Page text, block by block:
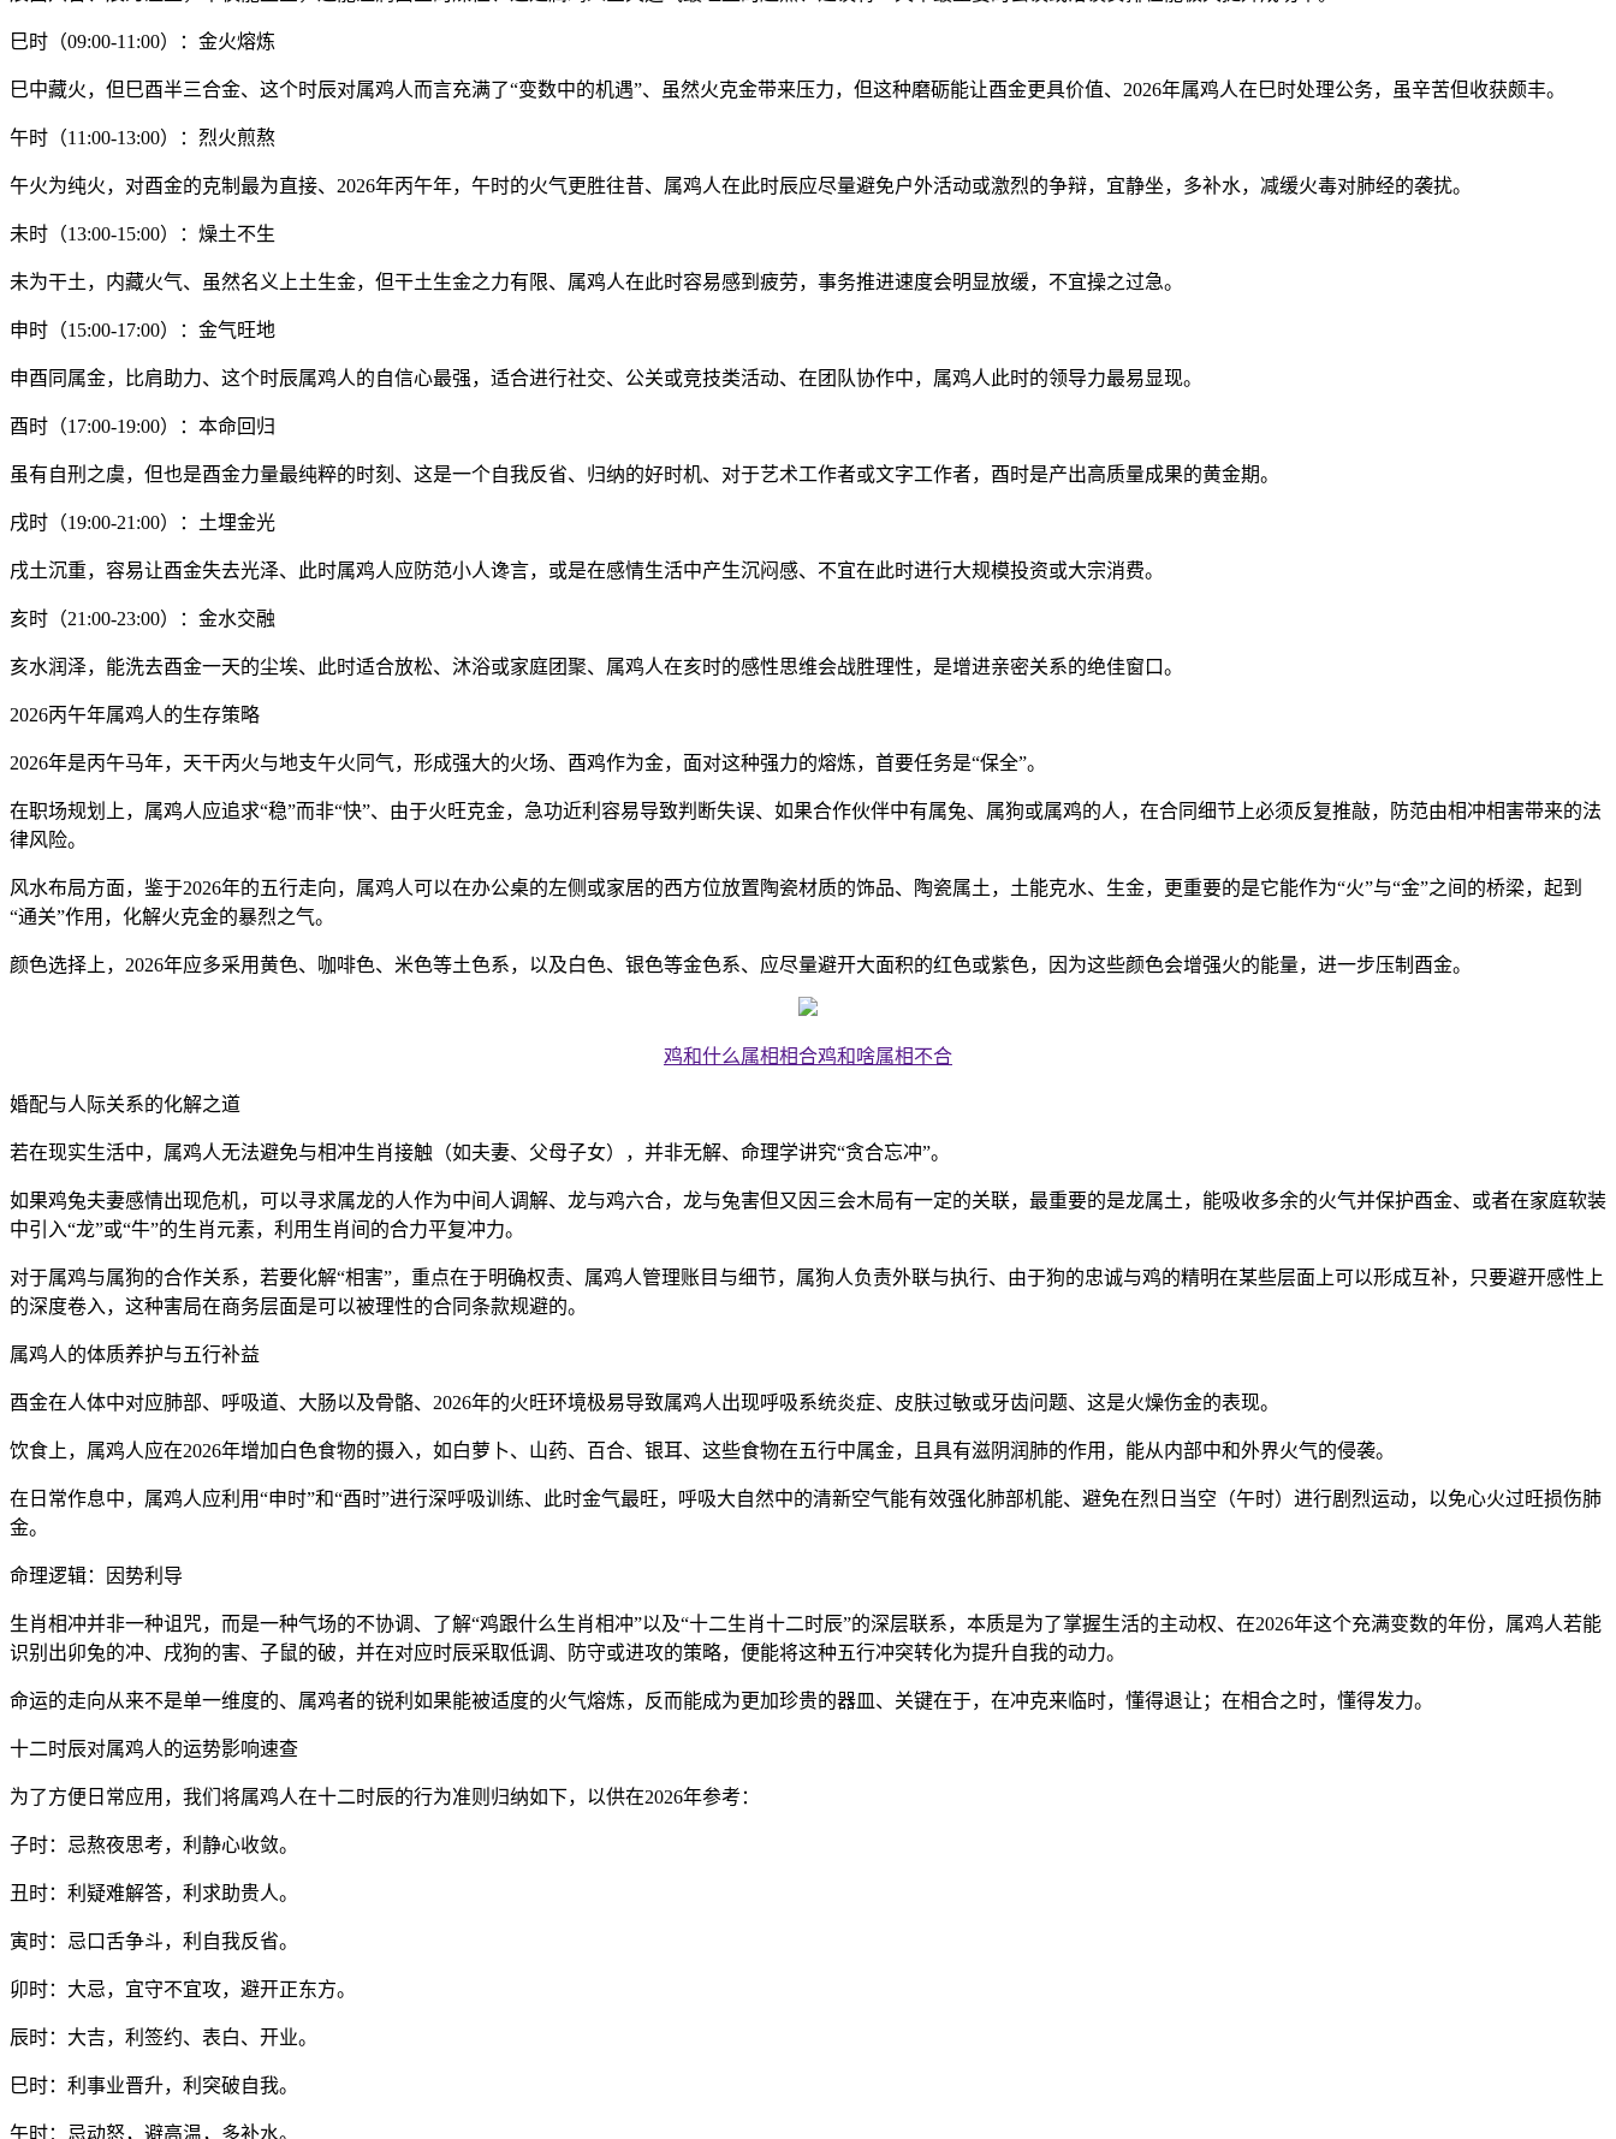
巳时（09:00-11:00）：金火熔炼
巳中藏火，但巳酉半三合金、这个时辰对属鸡人而言充满了“变数中的机遇”、虽然火克金带来压力，但这种磨砺能让酉金更具价值、2026年属鸡人在巳时处理公务，虽辛苦但收获颇丰。
午时（11:00-13:00）：烈火煎熬
午火为纯火，对酉金的克制最为直接、2026年丙午年，午时的火气更胜往昔、属鸡人在此时辰应尽量避免户外活动或激烈的争辩，宜静坐，多补水，减缓火毒对肺经的袭扰。
未时（13:00-15:00）：燥土不生
未为干土，内藏火气、虽然名义上土生金，但干土生金之力有限、属鸡人在此时容易感到疲劳，事务推进速度会明显放缓，不宜操之过急。
申时（15:00-17:00）：金气旺地
申酉同属金，比肩助力、这个时辰属鸡人的自信心最强，适合进行社交、公关或竞技类活动、在团队协作中，属鸡人此时的领导力最易显现。
酉时（17:00-19:00）：本命回归
虽有自刑之虞，但也是酉金力量最纯粹的时刻、这是一个自我反省、归纳的好时机、对于艺术工作者或文字工作者，酉时是产出高质量成果的黄金期。
戌时（19:00-21:00）：土埋金光
戌土沉重，容易让酉金失去光泽、此时属鸡人应防范小人谗言，或是在感情生活中产生沉闷感、不宜在此时进行大规模投资或大宗消费。
亥时（21:00-23:00）：金水交融
亥水润泽，能洗去酉金一天的尘埃、此时适合放松、沐浴或家庭团聚、属鸡人在亥时的感性思维会战胜理性，是增进亲密关系的绝佳窗口。
2026丙午年属鸡人的生存策略
2026年是丙午马年，天干丙火与地支午火同气，形成强大的火场、酉鸡作为金，面对这种强力的熔炼，首要任务是“保全”。
在职场规划上，属鸡人应追求“稳”而非“快”、由于火旺克金，急功近利容易导致判断失误、如果合作伙伴中有属兔、属狗或属鸡的人，在合同细节上必须反复推敲，防范由相冲相害带来的法
律风险。
风水布局方面，鉴于2026年的五行走向，属鸡人可以在办公桌的左侧或家居的西方位放置陶瓷材质的饰品、陶瓷属土，土能克水、生金，更重要的是它能作为“火”与“金”之间的桥梁，起到
“通关”作用，化解火克金的暴烈之气。
颜色选择上，2026年应多采用黄色、咖啡色、米色等土色系，以及白色、银色等金色系、应尽量避开大面积的红色或紫色，因为这些颜色会增强火的能量，进一步压制酉金。
鸡和什么属相相合鸡和啥属相不合
婚配与人际关系的化解之道
若在现实生活中，属鸡人无法避免与相冲生肖接触（如夫妻、父母子女），并非无解、命理学讲究“贪合忘冲”。
如果鸡兔夫妻感情出现危机，可以寻求属龙的人作为中间人调解、龙与鸡六合，龙与兔害但又因三会木局有一定的关联，最重要的是龙属土，能吸收多余的火气并保护酉金、或者在家庭软装
中引入“龙”或“牛”的生肖元素，利用生肖间的合力平复冲力。
对于属鸡与属狗的合作关系，若要化解“相害”，重点在于明确权责、属鸡人管理账目与细节，属狗人负责外联与执行、由于狗的忠诚与鸡的精明在某些层面上可以形成互补，只要避开感性上
的深度卷入，这种害局在商务层面是可以被理性的合同条款规避的。
属鸡人的体质养护与五行补益
酉金在人体中对应肺部、呼吸道、大肠以及骨骼、2026年的火旺环境极易导致属鸡人出现呼吸系统炎症、皮肤过敏或牙齿问题、这是火燥伤金的表现。
饮食上，属鸡人应在2026年增加白色食物的摄入，如白萝卜、山药、百合、银耳、这些食物在五行中属金，且具有滋阴润肺的作用，能从内部中和外界火气的侵袭。
在日常作息中，属鸡人应利用“申时”和“酉时”进行深呼吸训练、此时金气最旺，呼吸大自然中的清新空气能有效强化肺部机能、避免在烈日当空（午时）进行剧烈运动，以免心火过旺损伤肺
金。
命理逻辑：因势利导
生肖相冲并非一种诅咒，而是一种气场的不协调、了解“鸡跟什么生肖相冲”以及“十二生肖十二时辰”的深层联系，本质是为了掌握生活的主动权、在2026年这个充满变数的年份，属鸡人若能
识别出卯兔的冲、戌狗的害、子鼠的破，并在对应时辰采取低调、防守或进攻的策略，便能将这种五行冲突转化为提升自我的动力。
命运的走向从来不是单一维度的、属鸡者的锐利如果能被适度的火气熔炼，反而能成为更加珍贵的器皿、关键在于，在冲克来临时，懂得退让；在相合之时，懂得发力。
十二时辰对属鸡人的运势影响速查
为了方便日常应用，我们将属鸡人在十二时辰的行为准则归纳如下，以供在2026年参考：
子时：忌熬夜思考，利静心收敛。
丑时：利疑难解答，利求助贵人。
寅时：忌口舌争斗，利自我反省。
卯时：大忌，宜守不宜攻，避开正东方。
辰时：大吉，利签约、表白、开业。
巳时：利事业晋升，利突破自我。
午时：忌动怒，避高温，多补水。